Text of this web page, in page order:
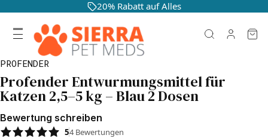
20% Rabatt auf Alles
PROFENDER
Profender Entwurmungsmittel für
Katzen 2,5–5 kg – Blau 2 Dosen
Bewertung schreiben
54 Bewertungen